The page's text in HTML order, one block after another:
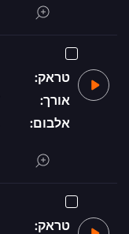
טראק:
אורך:
אלבום:
טראק: